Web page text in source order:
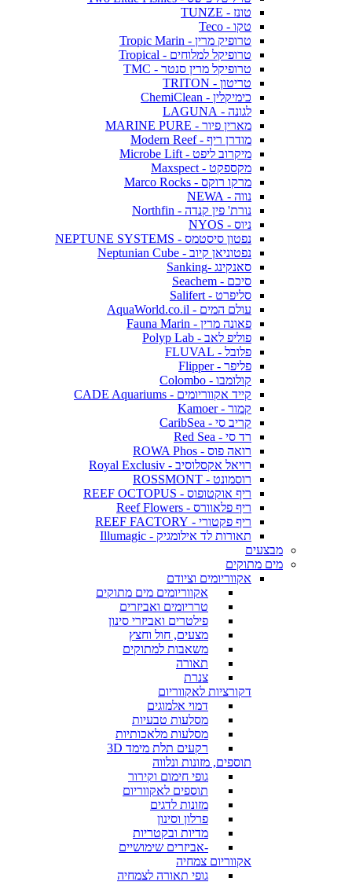
טונז - TUNZE
טקו - Teco
טרופיק מרין - Tropic Marin
טרופיקל למלוחים - Tropical
טרופיקל מרין סנטר - TMC
טריטון - TRITON
כימיקלין - ChemiClean
לגונה - LAGUNA
מארין פיור - MARINE PURE
מודרן ריף - Modern Reef
מיקרוב ליפט - Microbe Lift
מקספקט - Maxspect
מרקו רוקס - Marco Rocks
נווה - NEWA
נורת' פין קנדה - Northfin
ניוס - NYOS
נפטון סיסטמס - NEPTUNE SYSTEMS
נפטוניאן קיוב - Neptunian Cube
סאנקינג -Sanking
סיכם - Seachem
סליפרט - Salifert
עולם המים - AquaWorld.co.il
פאונה מרין - Fauna Marin
פוליפ לאב - Polyp Lab
פלובל - FLUVAL
פליפר - Flipper
קולומבו - Colombo
קייד אקווריומים - CADE Aquariums
קמור - Kamoer
קריב סי - CaribSea
רד סי - Red Sea
רואה פוס - ROWA Phos
רויאל אקסלוסיב - Royal Exclusiv
רוסמונט - ROSSMONT
ריף אוקטופוס - REEF OCTOPUS
ריף פלאוורס - Reef Flowers
ריף פקטורי - REEF FACTORY
תאורות לד אילומגיק - Illumagic
מבצעים
מים מתוקים
אקווריומים וציודם
אקווריומים מים מתוקים
טרריומים ואביזרים
פילטרים ואביזרי סינון
מצעים, חול וחצץ
משאבות למתוקים
תאורה
צנרת
דקורציות לאקווריום
דמוי אלמוגים
מסלעות טבעיות
מסלעות מלאכותיות
רקעים תלת מימד 3D
תוספים, מזונות ונלווה
גופי חימום וקירור
תוספים לאקווריום
מזונות לדגים
פרלון וסינון
מדיות ובקטריות
-אביזרים שימושיים
אקווריום צמחיה
גופי תאורה לצמחיה